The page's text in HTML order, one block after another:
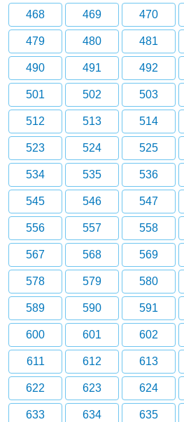
468 469 470
479 480 481
490 491 492
501 502 503
512 513 514
523 524 525
534 535 536
545 546 547
556 557 558
567 568 569
578 579 580
589 590 591
600 601 602
611 612 613
622 623 624
633 634 635